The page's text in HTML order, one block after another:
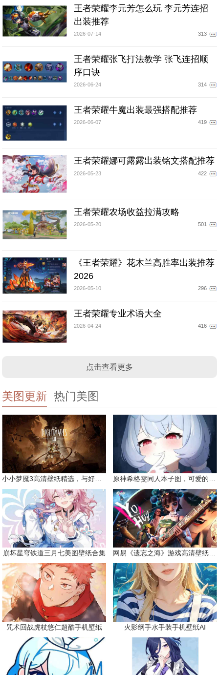
王者荣耀李元芳怎么玩 李元芳连招
出装推荐
2026-07-14 313
王者荣耀张飞打法教学 张飞连招顺
序口诀
2026-06-24 314
王者荣耀牛魔出装最强搭配推荐
2026-06-07 419
王者荣耀娜可露露出装铭文搭配推荐
2026-05-23 422
王者荣耀农场收益拉满攻略
2026-05-20 501
《王者荣耀》花木兰高胜率出装推荐
2026
2026-05-10 296
王者荣耀专业术语大全
2026-04-24 416
点击查看更多
美图更新 热门美图
崩坏星穹铁道三月七美图壁纸合集 网易《遗忘之海》游戏高清壁纸精选
咒术回战虎杖悠仁超酷手机壁纸 火影纲手水手装手机壁纸AI